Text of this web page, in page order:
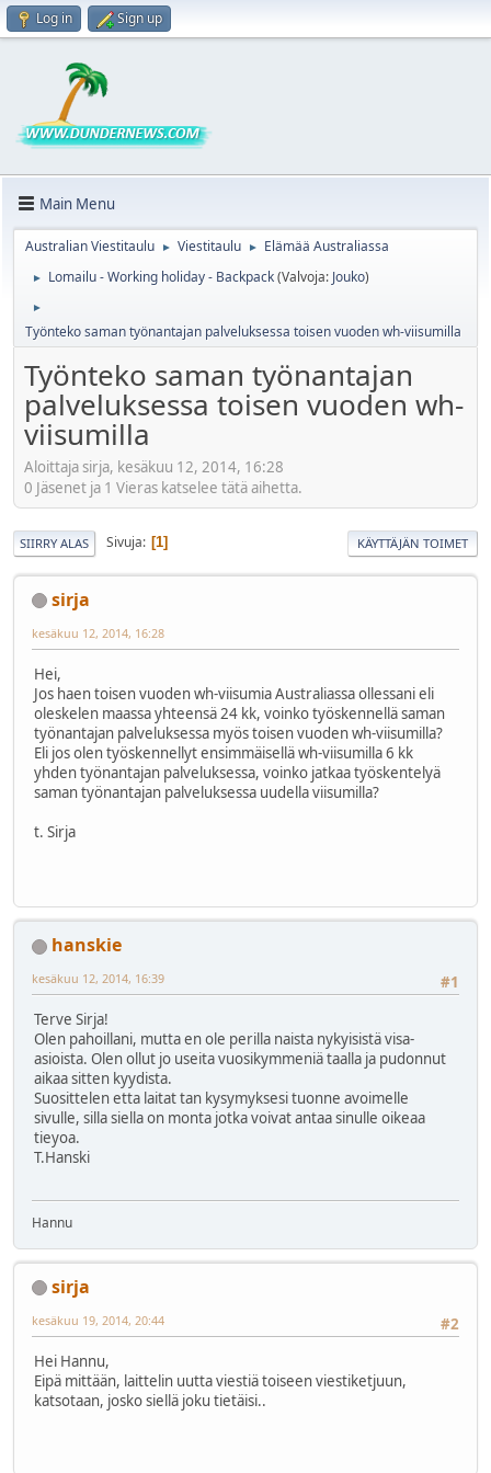
Log in Sign up
Main Menu
Australian Viestitaulu ► Viestitaulu ► Elämää Australiassa
► Lomailu - Working holiday - Backpack(Valvoja: Jouko)
►
Työnteko saman työnantajan palveluksessa toisen vuoden wh-viisumilla
Työnteko saman työnantajan
palveluksessa toisen vuoden wh-
viisumilla
Aloittaja sirja, kesäkuu 12, 2014, 16:28
0 Jäsenet ja 1 Vieras katselee tätä aihetta.
SIIRRY ALAS Sivuja 1 KÄYTTÄJÄN TOIMET
sirja
kesäkuu 12, 2014, 16:28
Hei,
Jos haen toisen vuoden wh-viisumia Australiassa ollessani eli
oleskelen maassa yhteensä 24 kk, voinko työskennellä saman
työnantajan palveluksessa myös toisen vuoden wh-viisumilla?
Eli jos olen työskennellyt ensimmäisellä wh-viisumilla 6 kk
yhden työnantajan palveluksessa, voinko jatkaa työskentelyä
saman työnantajan palveluksessa uudella viisumilla?
t. Sirja
hanskie
#1
kesäkuu 12, 2014, 16:39
Terve Sirja!
Olen pahoillani, mutta en ole perilla naista nykyisistä visa-
asioista. Olen ollut jo useita vuosikymmeniä taalla ja pudonnut
aikaa sitten kyydista.
Suosittelen etta laitat tan kysymyksesi tuonne avoimelle
sivulle, silla siella on monta jotka voivat antaa sinulle oikeaa
tieyoa.
T.Hanski
Hannu
sirja
#2
kesäkuu 19, 2014, 20:44
Hei Hannu,
Eipä mittään, laittelin uutta viestiä toiseen viestiketjuun,
katsotaan, josko siellä joku tietäisi..